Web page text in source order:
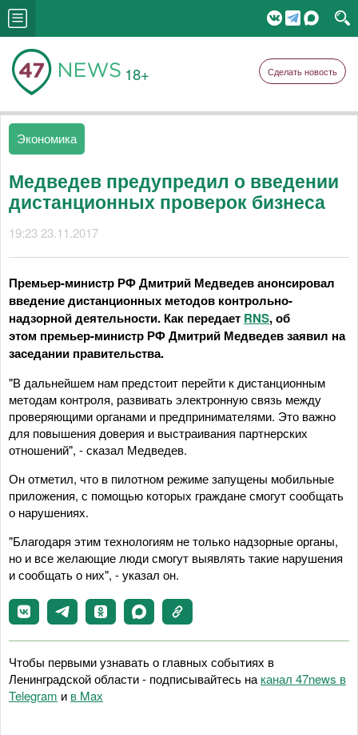
18+ Сделать новость
Экономика
Медведев предупредил о введении
дистанционных проверок бизнеса
19:23 23.11.2017
Премьер-министр РФ Дмитрий Медведев анонсировал
введение дистанционных методов контрольно-
надзорной деятельности. Как передает RNS, об
этом премьер-министр РФ Дмитрий Медведев заявил на
заседании правительства.
"В дальнейшем нам предстоит перейти к дистанционным
методам контроля, развивать электронную связь между
проверяющими органами и предпринимателями. Это важно
для повышения доверия и выстраивания партнерских
отношений", - сказал Медведев.
Он отметил, что в пилотном режиме запущены мобильные
приложения, с помощью которых граждане смогут сообщать
о нарушениях.
"Благодаря этим технологиям не только надзорные органы,
но и все желающие люди смогут выявлять такие нарушения
и сообщать о них", - указал он.
Чтобы первыми узнавать о главных событиях в
Ленинградской области - подписывайтесь на канал 47news в
Telegram и в Maх